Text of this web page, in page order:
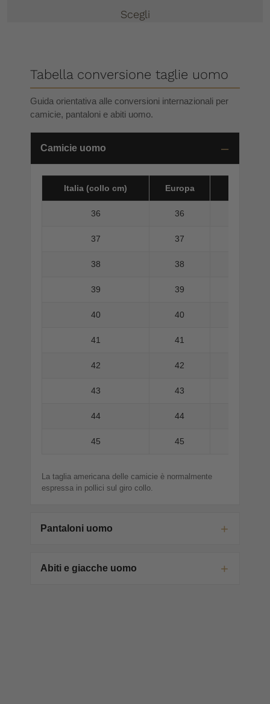
Scegli
Tabella conversione taglie uomo
Guida orientativa alle conversioni internazionali per
camicie, pantaloni e abiti uomo.
Camicie uomo
Italia (collo cm) Europa
36 36
37 37
38 38
39 39
40 40
41 41
42 42
43 43
44 44
45 45
La taglia americana delle camicie è normalmente
espressa in pollici sul giro collo.
Pantaloni uomo
Abiti e giacche uomo